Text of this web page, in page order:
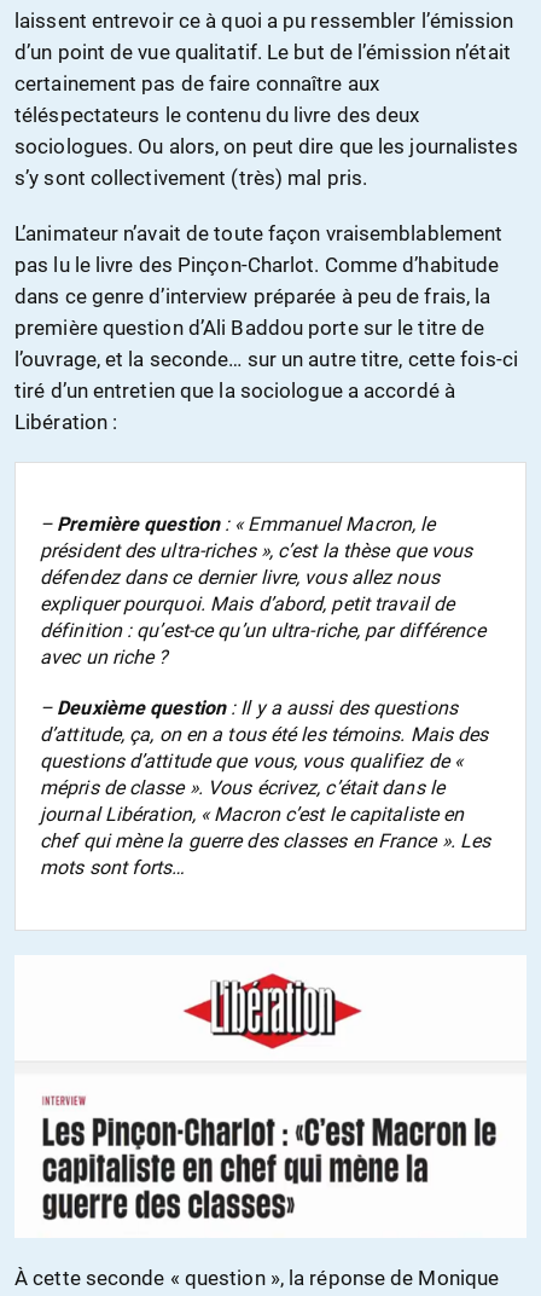
laissent entrevoir ce à quoi a pu ressembler l’émission
d’un point de vue qualitatif. Le but de l’émission n’était
certainement pas de faire connaître aux
téléspectateurs le contenu du livre des deux
sociologues. Ou alors, on peut dire que les journalistes
s’y sont collectivement (très) mal pris.
L’animateur n’avait de toute façon vraisemblablement
pas lu le livre des Pinçon-Charlot. Comme d’habitude
dans ce genre d’interview préparée à peu de frais, la
première question d’Ali Baddou porte sur le titre de
l’ouvrage, et la seconde… sur un autre titre, cette fois-ci
tiré d’un entretien que la sociologue a accordé à
Libération :
– Première question: « Emmanuel Macron, le
président des ultra-riches », c’est la thèse que vous
défendez dans ce dernier livre, vous allez nous
expliquer pourquoi. Mais d’abord, petit travail de
définition : qu’est-ce qu’un ultra-riche, par différence
avec un riche ?
– Deuxième question: Il y a aussi des questions
d’attitude, ça, on en a tous été les témoins. Mais des
questions d’attitude que vous, vous qualifiez de «
mépris de classe ». Vous écrivez, c’était dans le
journalLibération, « Macron c’est le capitaliste en
chef qui mène la guerre des classes en France ». Les
mots sont forts…
À cette seconde « question », la réponse de Monique